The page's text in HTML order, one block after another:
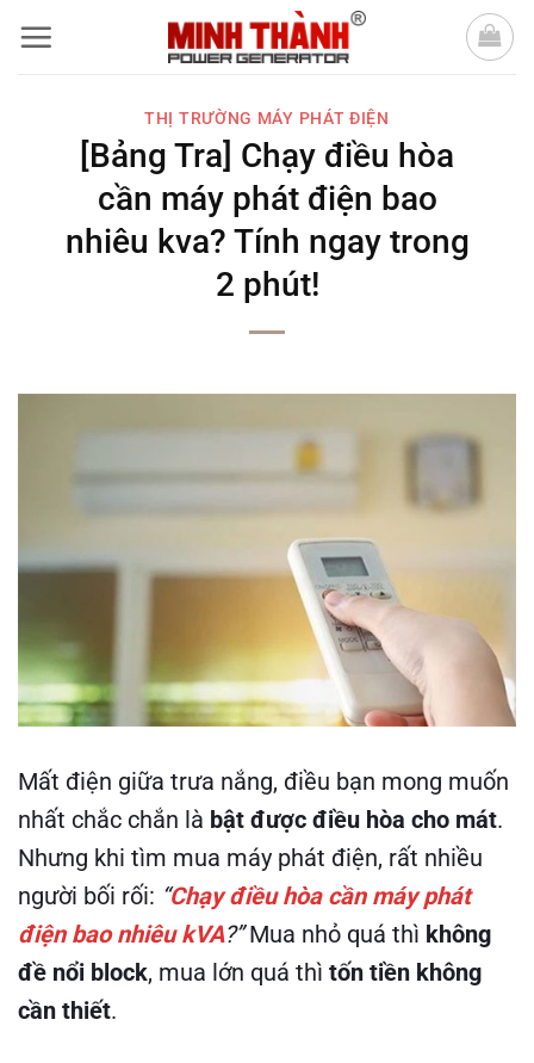
qua
THỊ TRƯỜNG MÁY PHÁT ĐIỆN
[Bảng Tra] Chạy điều hòa
cần máy phát điện bao
nhiêu kva? Tính ngay trong
2 phút!
Mất điện giữa trưa nắng, điều bạn mong muốn
nhất chắc chắn là bật được điều hòa cho mát.
Nhưng khi tìm mua máy phát điện, rất nhiều
người bối rối: “Chạy điều hòa cần máy phát
điện bao nhiêu kVA?”Mua nhỏ quá thì không
đề nổi block, mua lớn quá thì tốn tiền không
cần thiết.